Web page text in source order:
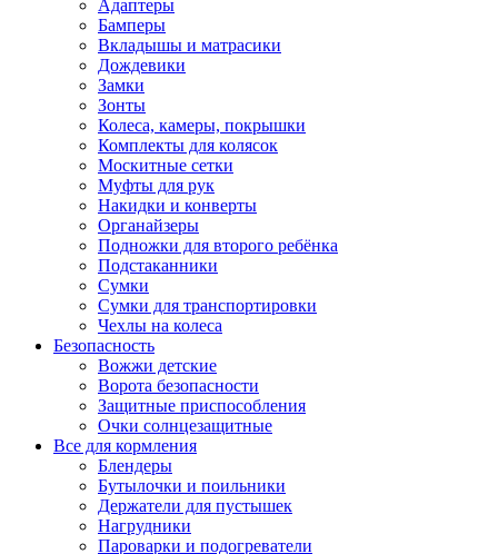
Адаптеры
Бамперы
Вкладышы и матрасики
Дождевики
Замки
Зонты
Колеса, камеры, покрышки
Комплекты для колясок
Москитные сетки
Муфты для рук
Накидки и конверты
Органайзеры
Подножки для второго ребёнка
Подстаканники
Сумки
Сумки для транспортировки
Чехлы на колеса
Безопасность
Вожжи детские
Ворота безопасности
Защитные приспособления
Очки солнцезащитные
Все для кормления
Блендеры
Бутылочки и поильники
Держатели для пустышек
Нагрудники
Пароварки и подогреватели